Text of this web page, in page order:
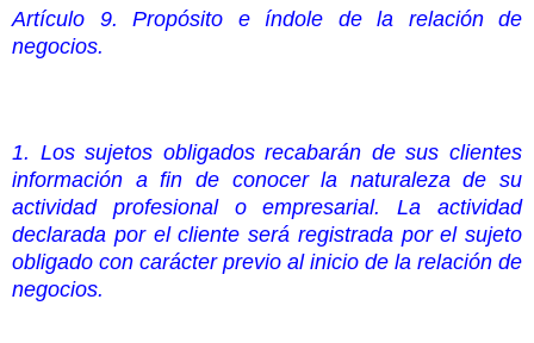
Artículo 9. Propósito e índole de la relación de
negocios.
1. Los sujetos obligados recabarán de sus clientes
información a fin de conocer la naturaleza de su
actividad profesional o empresarial. La actividad
declarada por el cliente será registrada por el sujeto
obligado con carácter previo al inicio de la relación de
negocios.